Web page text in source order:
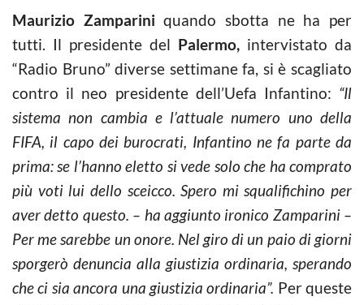
Maurizio Zamparini quando sbotta ne ha per
tutti. Il presidente del Palermo, intervistato da
“Radio Bruno” diverse settimane fa, si è scagliato
contro il neo presidente dell’Uefa Infantino: “Il
sistema non cambia e l’attuale numero uno della
FIFA, il capo dei burocrati, Infantino ne fa parte da
prima: se l’hanno eletto si vede solo che ha comprato
più voti lui dello sceicco. Spero mi squalifichino per
aver detto questo. – ha aggiunto ironico Zamparini –
Per me sarebbe un onore. Nel giro di un paio di giorni
sporgerò denuncia alla giustizia ordinaria, sperando
che ci sia ancora una giustizia ordinaria”. Per queste